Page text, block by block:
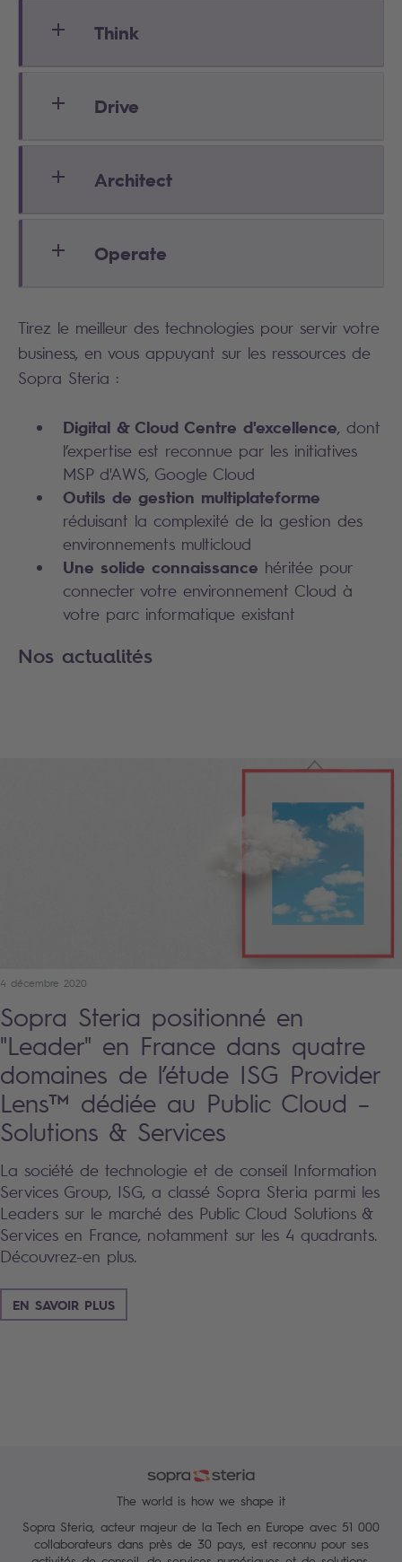
Think
Drive
Architect
Operate
Tirez le meilleur des technologies pour servir votre
business, en vous appuyant sur les ressources de
Sopra Steria :
Digital & Cloud Centre d'excellence, dont
l’expertise est reconnue par les initiatives
MSP d'AWS, Google Cloud
Outils de gestion multiplateforme
réduisant la complexité de la gestion des
environnements multicloud
Une solide connaissance héritée pour
connecter votre environnement Cloud à
votre parc informatique existant
Nos actualités
4 décembre 2020
Sopra Steria positionné en
"Leader" en France dans quatre
domaines de l’étude ISG Provider
Lens™ dédiée au Public Cloud –
Solutions & Services
La société de technologie et de conseil Information
Services Group, ISG, a classé Sopra Steria parmi les
Leaders sur le marché des Public Cloud Solutions &
Services en France, notamment sur les 4 quadrants.
Découvrez-en plus.
EN SAVOIR PLUS
The world is how we shape it
Sopra Steria, acteur majeur de la Tech en Europe avec 51 000
collaborateurs dans près de 30 pays, est reconnu pour ses